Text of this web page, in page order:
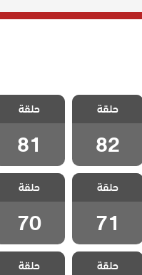
مسلسل ثلاث
اخوات الحلقة
82
حلقة
82
مسلسل ثلاث
اخوات الحلقة
81
حلقة
81
مسلسل ثلاث
اخوات الحلقة
71
حلقة
71
مسلسل ثلاث
اخوات الحلقة
70
حلقة
70
مسلسل ثلاث
اخوات الحلقة
حلقة
مسلسل ثلاث
اخوات الحلقة
حلقة